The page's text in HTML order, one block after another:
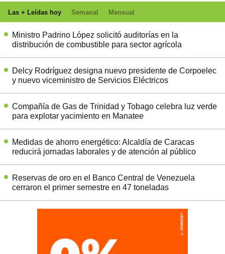
Las + Leídas hoy Semanal Mensual
Ministro Padrino López solicitó auditorías en la
distribución de combustible para sector agrícola
Delcy Rodríguez designa nuevo presidente de Corpoelec
y nuevo viceministro de Servicios Eléctricos
Compañía de Gas de Trinidad y Tobago celebra luz verde
para explotar yacimiento en Manatee
Medidas de ahorro energético: Alcaldía de Caracas
reducirá jornadas laborales y de atención al público
Reservas de oro en el Banco Central de Venezuela
cerraron el primer semestre en 47 toneladas